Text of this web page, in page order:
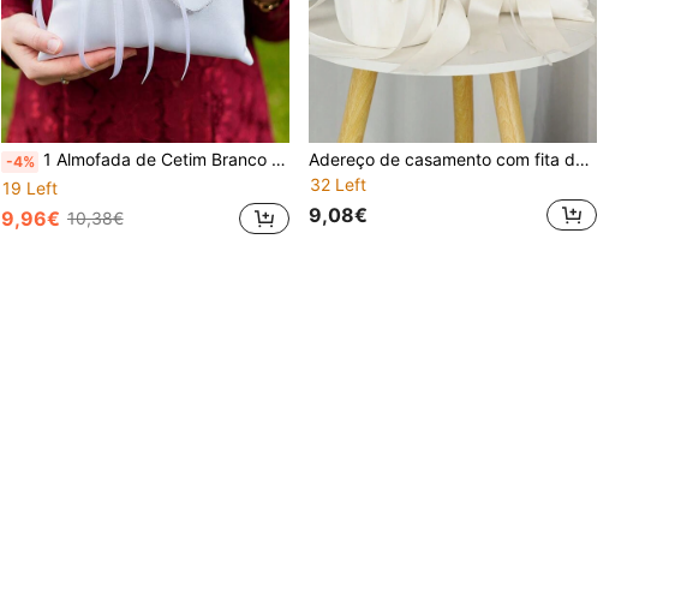
-4% 1 Almofada de Cetim Branco para Alianças, Incluindo uma Caixa para Alianças em Formato de Coração, Decorada com Flor de Pérolas e Fita Branca, Ideal para Ocasiões Românticas como a Troca de Alianças de Casamento
19 Left
9,96€ 10,38€
Adereço de casamento com fita de cetim branca, cesta de flores e almofada para alianças com alça de pérola, cesta de pétalas para corredor de florista, almofada para alianças de casamento, suporte para alianças de cerimônia, decoração de mesa para festa de casamento (anéis não incluídos)
32 Left
9,08€